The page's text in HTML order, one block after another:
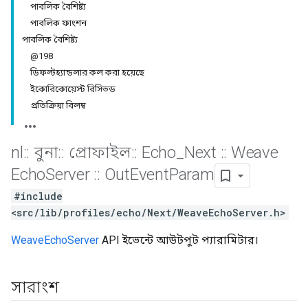
পাবলিক বৈশিষ্ট্য
পাবলিক ফাংশন
পাবলিক বৈশিষ্ট্য
@198
ডিফল্টহ্যান্ডলার কল করা হয়েছে
ইকোরিকোয়েস্ট রিসিভড
প্রতিক্রিয়া বিলম্ব
nl :: বুনা:: প্রোফাইল:: Echo Next :: Weave
EchoServer :: OutEventParam
#include
<src/lib/profiles/echo/Next/WeaveEchoServer.h>
WeaveEchoServer API ইভেন্টে আউটপুট প্যারামিটার।
সারাংশ